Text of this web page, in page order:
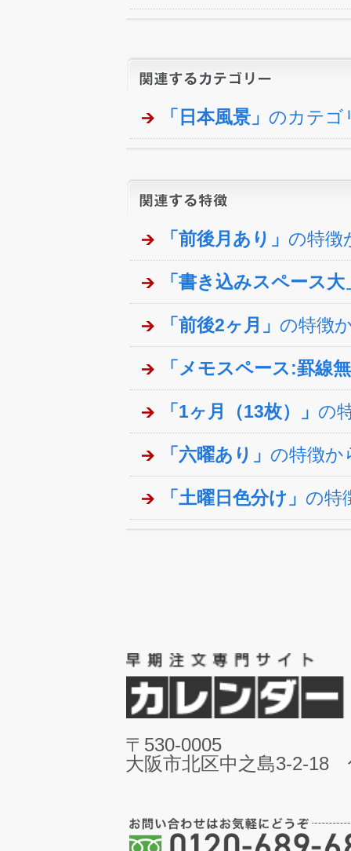
「日本風景」 のカテゴ
「前後月あり」 の特徴
「書き込みスペース大
「前後2ヶ月」 の特徴
「メモスペース:罫線
「1ヶ月（13枚）」 の
「六曜あり」 の特徴か
「土曜日色分け」 の特
〒530-0005
大阪市北区中之島3-2-18